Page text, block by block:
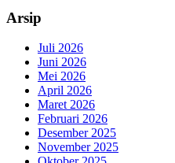
Arsip
Juli 2026
Juni 2026
Mei 2026
April 2026
Maret 2026
Februari 2026
Desember 2025
November 2025